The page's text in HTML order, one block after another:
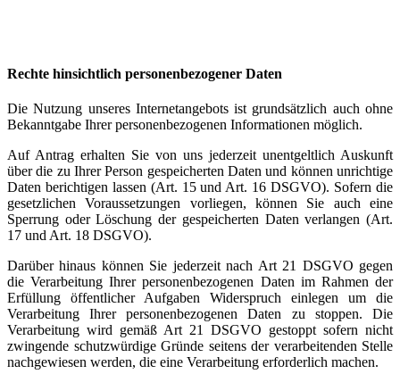
Rechte hinsichtlich personenbezogener Daten
Die Nutzung unseres Internetangebots ist grundsätzlich auch ohne
Bekanntgabe Ihrer personenbezogenen Informationen möglich.
Auf Antrag erhalten Sie von uns jederzeit unentgeltlich Auskunft
über die zu Ihrer Person gespeicherten Daten und können unrichtige
Daten berichtigen lassen (Art. 15 und Art. 16 DSGVO). Sofern die
gesetzlichen Voraussetzungen vorliegen, können Sie auch eine
Sperrung oder Löschung der gespeicherten Daten verlangen (Art.
17 und Art. 18 DSGVO).
Darüber hinaus können Sie jederzeit nach Art 21 DSGVO gegen
die Verarbeitung Ihrer personenbezogenen Daten im Rahmen der
Erfüllung öffentlicher Aufgaben Widerspruch einlegen um die
Verarbeitung Ihrer personenbezogenen Daten zu stoppen. Die
Verarbeitung wird gemäß Art 21 DSGVO gestoppt sofern nicht
zwingende schutzwürdige Gründe seitens der verarbeitenden Stelle
nachgewiesen werden, die eine Verarbeitung erforderlich machen.